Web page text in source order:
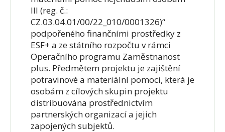
III (reg. č.:
CZ.03.04.01/00/22_010/0001326)“
podpořeného finančními prostředky z
ESF+ a ze státního rozpočtu v rámci
Operačního programu Zaměstnanost
plus. Předmětem projektu je zajištění
potravinové a materiální pomoci, která je
osobám z cílových skupin projektu
distribuována prostřednictvím
partnerských organizací a jejich
zapojených subjektů.